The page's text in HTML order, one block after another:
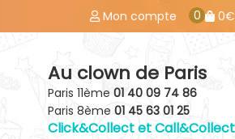
Mon compte 0 0€
Au clown de Paris
Paris 11ème 01 40 09 74 86
Paris 8ème 01 45 63 01 25
Click&Collect et Call&Collect